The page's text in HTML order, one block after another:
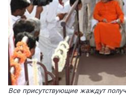
Все присутствующие жаждут